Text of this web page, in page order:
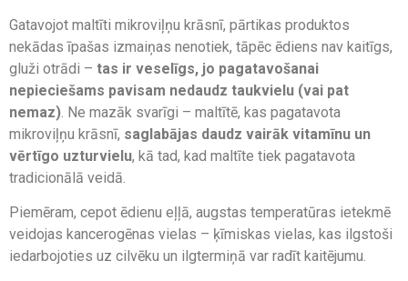
Gatavojot maltīti mikroviļņu krāsnī, pārtikas produktos
nekādas īpašas izmaiņas nenotiek, tāpēc ēdiens nav kaitīgs,
gluži otrādi – tas ir veselīgs, jo pagatavošanai
nepieciešams pavisam nedaudz taukvielu (vai pat
nemaz) . Ne mazāk svarīgi – maltītē, kas pagatavota
mikroviļņu krāsnī, saglabājas daudz vairāk vitamīnu un
vērtīgo uzturvielu, kā tad, kad maltīte tiek pagatavota
tradicionālā veidā.
Piemēram, cepot ēdienu eļļā, augstas temperatūras ietekmē
veidojas kancerogēnas vielas – ķīmiskas vielas, kas ilgstoši
iedarbojoties uz cilvēku un ilgtermiņā var radīt kaitējumu.